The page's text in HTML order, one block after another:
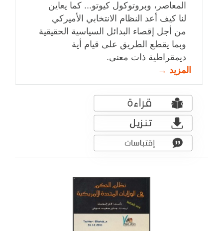
المعاصر، وبروتوكول كيوتو... كما يعاين
لنا كيف أعد النظام الانتخابي الأميركي
من أجل إقصاء البدائل السياسية الحقيقية
وبما يقطع الطريق على قيام أية
ديمقراطية ذات معنى.
المزيد →